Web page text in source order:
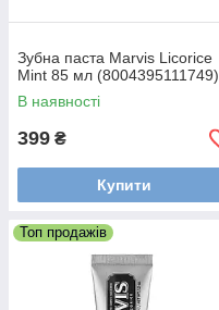
Зубна паста Marvis Licorice
Mint 85 мл (8004395111749)
В наявності
399 ₴
Купити
Топ продажів